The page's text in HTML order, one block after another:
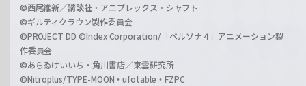
©西尾維新／講談社・アニプレックス・シャフト
©ギルティクラウン製作委員会
©PROJECT DD ©Index Corporation/「ペルソナ４」アニメーション製
作委員会
©あらゐけいいち・角川書店／東雲研究所
©Nitroplus/TYPE-MOON・ufotable・FZPC